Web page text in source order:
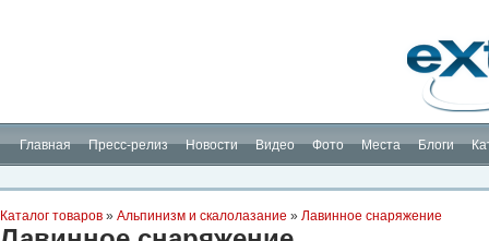
Главная Пресс-релиз Новости Видео Фото Места Блоги
Каталог товаров » Альпинизм и скалолазание » Лавинное снаряжение